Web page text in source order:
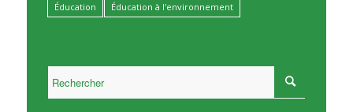
Éducation
Éducation à l'environnement